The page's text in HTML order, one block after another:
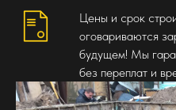
Цены и срок
оговариваются
будущем! Мы
без переплат и